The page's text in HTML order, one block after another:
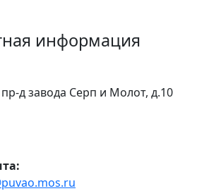
информация
д завода Серп и Молот, д.10